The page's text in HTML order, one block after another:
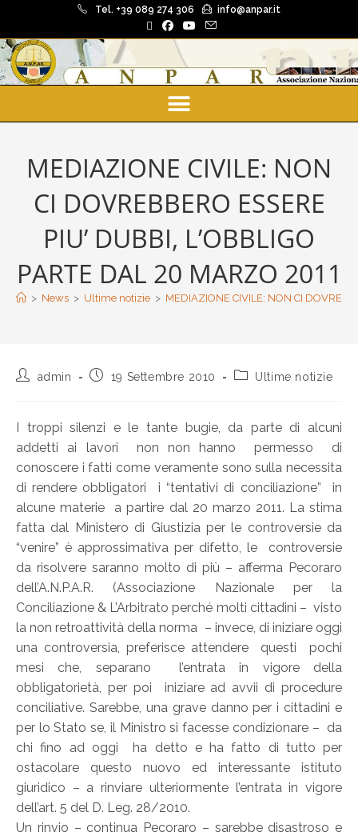
Tel. +39 089 274 306 info@anpar.it
MEDIAZIONE CIVILE: NON
CI DOVREBBERO ESSERE
PIU’ DUBBI, L’OBBLIGO
PARTE DAL 20 MARZO 2011
> News > Ultime notizie > MEDIAZIONE CIVILE: NON CI
admin 19 Settembre 2010 Ultime notizie
I troppi silenzi e le tante bugie, da parte di alcuni
addetti ai lavori non non hanno permesso di
conoscere i fatti come veramente sono sulla necessita
di rendere obbligatori i “tentativi di conciliazione” in
alcune materie a partire dal 20 marzo 2011. La stima
fatta dal Ministero di Giustizia per le controversie da
“venire” è approssimativa per difetto, le controversie
da risolvere saranno molto di più – afferma Pecoraro
dell’A.N.P.A.R. (Associazione Nazionale per la
Conciliazione & L’Arbitrato perché molti cittadini – visto
la non retroattività della norma – invece, di iniziare oggi
una controversia, preferisce attendere questi pochi
mesi che, separano l’entrata in vigore della
obbligatorietà, per poi iniziare ad avvii di procedure
conciliative. Sarebbe, una grave danno per i cittadini e
per lo Stato se, il Ministro si facesse condizionare – da
chi fino ad oggi ha detto e ha fatto di tutto per
ostacolare questo nuovo ed interessante istituto
giuridico – a rinviare ulteriormente l’entrata in vigore
dell’art. 5 del D. Leg. 28/2010.
Un rinvio – continua Pecoraro – sarebbe disastroso e